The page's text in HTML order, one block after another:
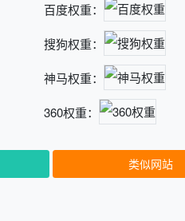
百度权重：
搜狗权重：
神马权重：
360权重：
类似网站